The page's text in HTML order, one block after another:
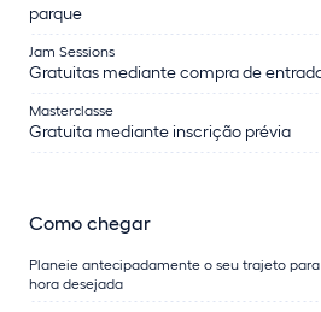
parque
Jam Sessions
Gratuitas mediante compra de
Masterclasse
Gratuita mediante inscrição prévia
Como chegar
Planeie antecipadamente o seu trajeto
hora desejada